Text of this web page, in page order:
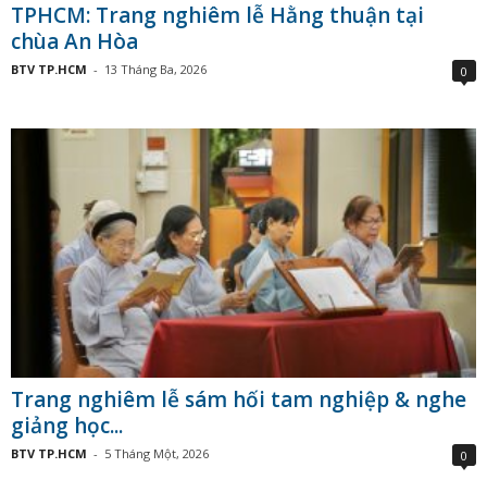
TPHCM: Trang nghiêm lễ Hằng thuận tại
chùa An Hòa
BTV TP.HCM - 13 Tháng Ba, 2026 0
Trang nghiêm lễ sám hối tam nghiệp & nghe
giảng học...
BTV TP.HCM - 5 Tháng Một, 2026 0